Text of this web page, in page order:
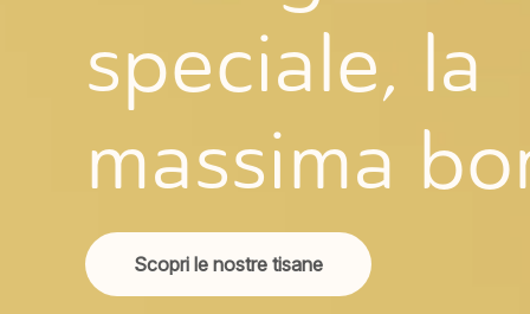
speciale, la
massima
Scopri le nostre tisane